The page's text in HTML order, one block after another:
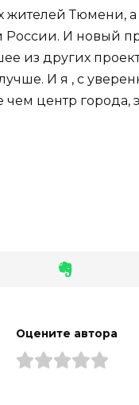
жителей Тюмени, а
России. И новый
из других
И я , с
центр города,
Оцените автора